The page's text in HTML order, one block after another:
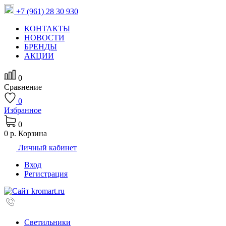
+7 (961) 28 30 930
КОНТАКТЫ
НОВОСТИ
БРЕНДЫ
АКЦИИ
0
Сравнение
0
Избранное
0
0 р. Корзина
Личный кабинет
Вход
Регистрация
Светильники